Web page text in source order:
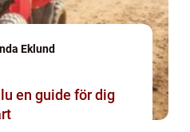
Eklund